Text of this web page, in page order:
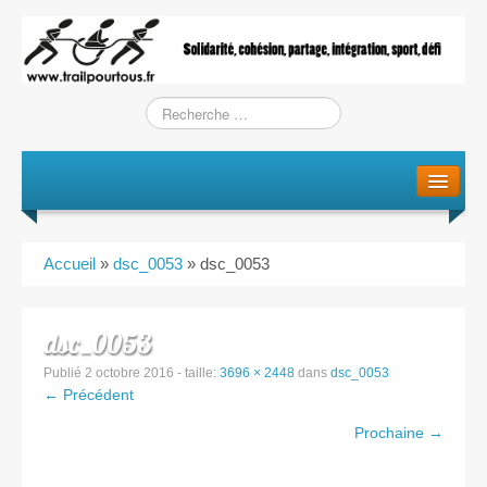
L’équipe
Training / Courses
Accueil » dsc_0053 » dsc_0053
dsc_0053
Publié 2 octobre 2016 - taille: 3696 × 2448 dans dsc_0053
← Précédent
Prochaine →